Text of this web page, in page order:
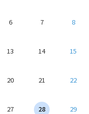
6 7 8
13 14 15
20 21 22
27 28 29